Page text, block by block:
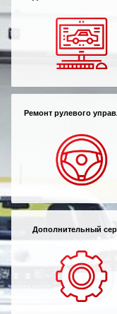
Ремонт рулевого
Дополнительный